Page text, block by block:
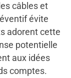
câbles et
évite
adorent cette
potentielle
aux idées
comptes.